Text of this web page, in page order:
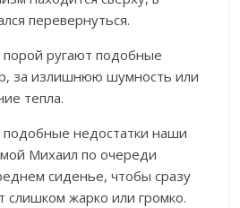
перевернуться.
порой ругают подобные
за излишнюю шумность или
тепла.
недостатки наши
Михаил по очереди
сиденье, чтобы сразу
слишком жарко или громко.